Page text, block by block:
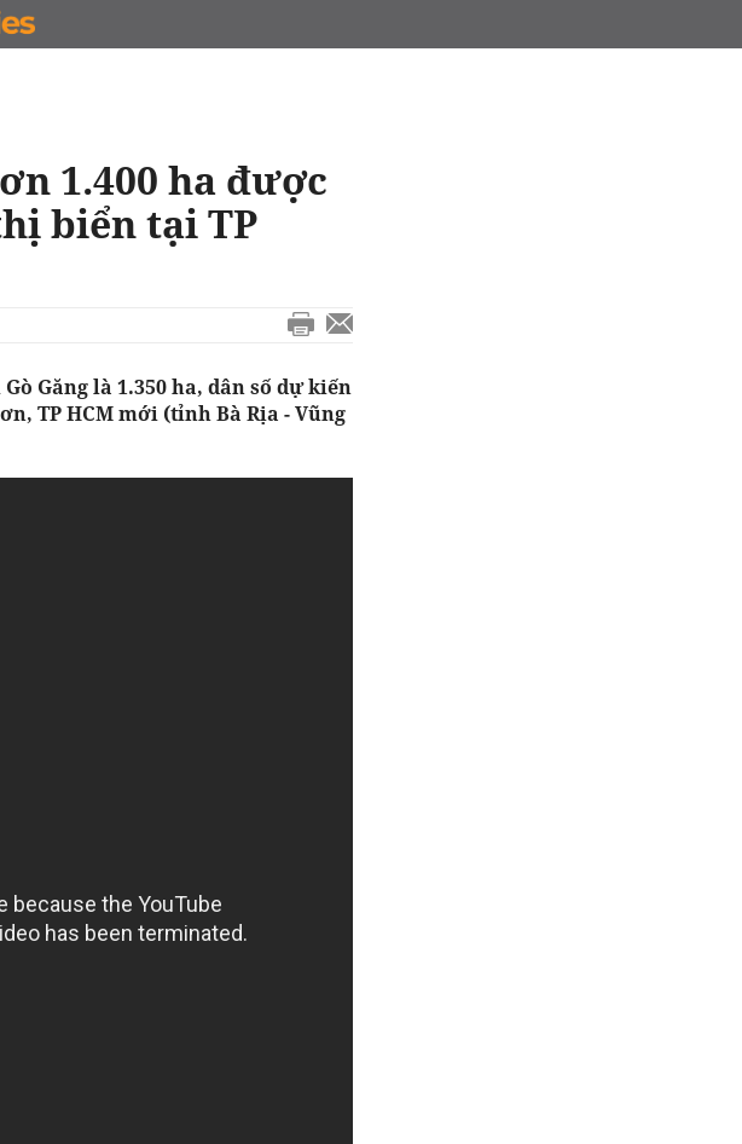
DOANH
1.400 ha được
biển tại TP
Găng là 1.350 ha, dân số dự kiến
TP HCM mới (tỉnh Bà Rịa - Vũng